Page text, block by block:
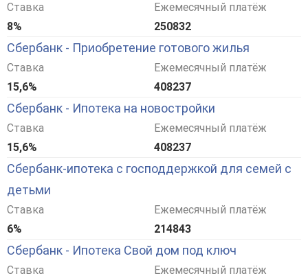
Ставка
8%
Ежемесячный платёж
250832
Сбербанк - Приобретение готового жилья
Ставка
15,6%
Ежемесячный платёж
408237
Сбербанк - Ипотека на новостройки
Ставка
15,6%
Ежемесячный платёж
408237
Сбербанк-ипотека с господдержкой для семей с
детьми
Ставка
6%
Ежемесячный платёж
214843
Сбербанк - Ипотека Свой дом под ключ
Ставка
Ежемесячный платёж